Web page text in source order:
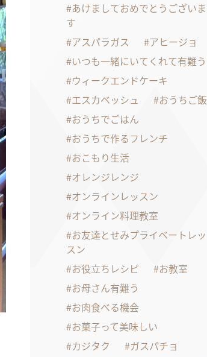
あけましておめでとうございま
す
アスパラガス
アヒージョ
いつも一緒にいてくれて有難う
ウィークエンドケーキ
エスカベッシュ
おうちご飯
おうちでごはん
おうちで作るフレンチ
おこもり生活
オレンジレンジ
オンラインレッスン
オンライン料理教室
お友達とせみプライベートレッ
スン
お役立ちレシピ
お教室
お母さん有難う
お肉食べる機会
お菓子って美味しい
カジタク
ガスパチョ